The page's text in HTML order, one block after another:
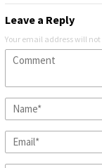
Leave a Reply
Your email address will not